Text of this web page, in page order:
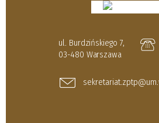
ul. Burdzińskiego 7,
03-480 Warszawa